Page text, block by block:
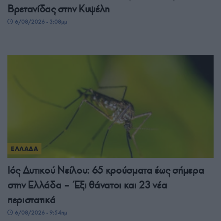
Βρετανίδας στην Κυψέλη
6/08/2026 - 3:08μμ
ΕΛΛΑΔΑ
Ιός Δυτικού Νείλου: 65 κρούσματα έως σήμερα
στην Ελλάδα – Έξι θάνατοι και 23 νέα
περιστατικά
6/08/2026 - 9:54πμ